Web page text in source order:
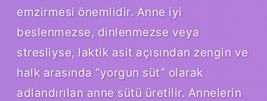
emzirmesi önemlidir. Anne iyi
beslenmezse, dinlenmezse veya
stresliyse, laktik asit açısından zengin ve
halk arasında “yorgun süt” olarak
adlandırılan anne sütü üretilir. Annelerin